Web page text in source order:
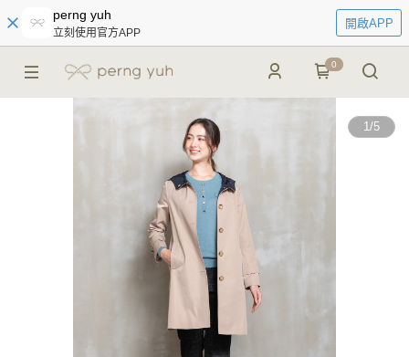
perng yuh
立刻使用官方APP
開啟APP
0
1/5